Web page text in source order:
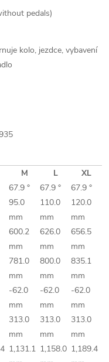
pedals)
kolo, jezdce, vybavení
M L
XL
67.9 ° 67.9 °
67.9 °
95.0
mm
110.0
mm
120.0
mm
600.2
mm
626.0
mm
656.5
mm
781.0
mm
800.0
mm
835.1
mm
-62.0
mm
-62.0
mm
-62.0
mm
313.0
mm
313.0
mm
313.0
mm
1,131.1 1,158.0 1,189.4